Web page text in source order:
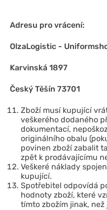
Adresu pro vrácení:
OlzaLogistic -
Karvinská 1897
Český Těšín 73701
Zboží musí kupující
veškerého dodaného
dokumentací,
originálního obalu
povinen zboží zabalit
zpět k prodávajícímu
Veškeré náklady
kupující.
Spotřebitel odpovídá
hodnoty zboží, které
tímto zbožím jinak,